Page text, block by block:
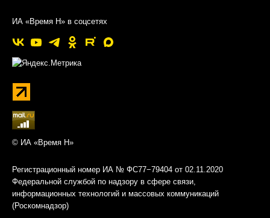
ИА «Время Н» в соцсетях
© ИА «Время Н»
Регистрационный номер ИА № ФС77−79404 от 02.11.2020
Федеральной службой по надзору в сфере связи,
информационных технологий и массовых коммуникаций
(Роскомнадзор)